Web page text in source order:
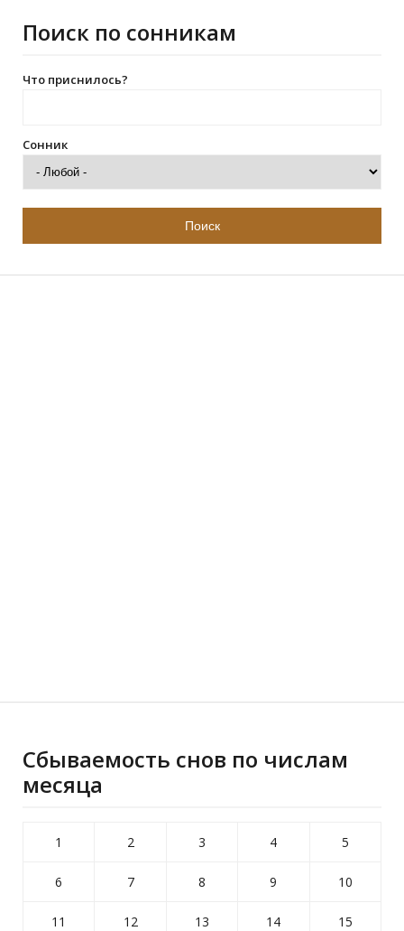
Поиск по сонникам
Что приснилось?
Сонник
Сбываемость снов по числам
месяца
1 2 3 4 5
6 7 8 9 10
11 12 13 14 15